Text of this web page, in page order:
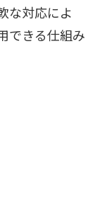
な対応によ
できる仕組み